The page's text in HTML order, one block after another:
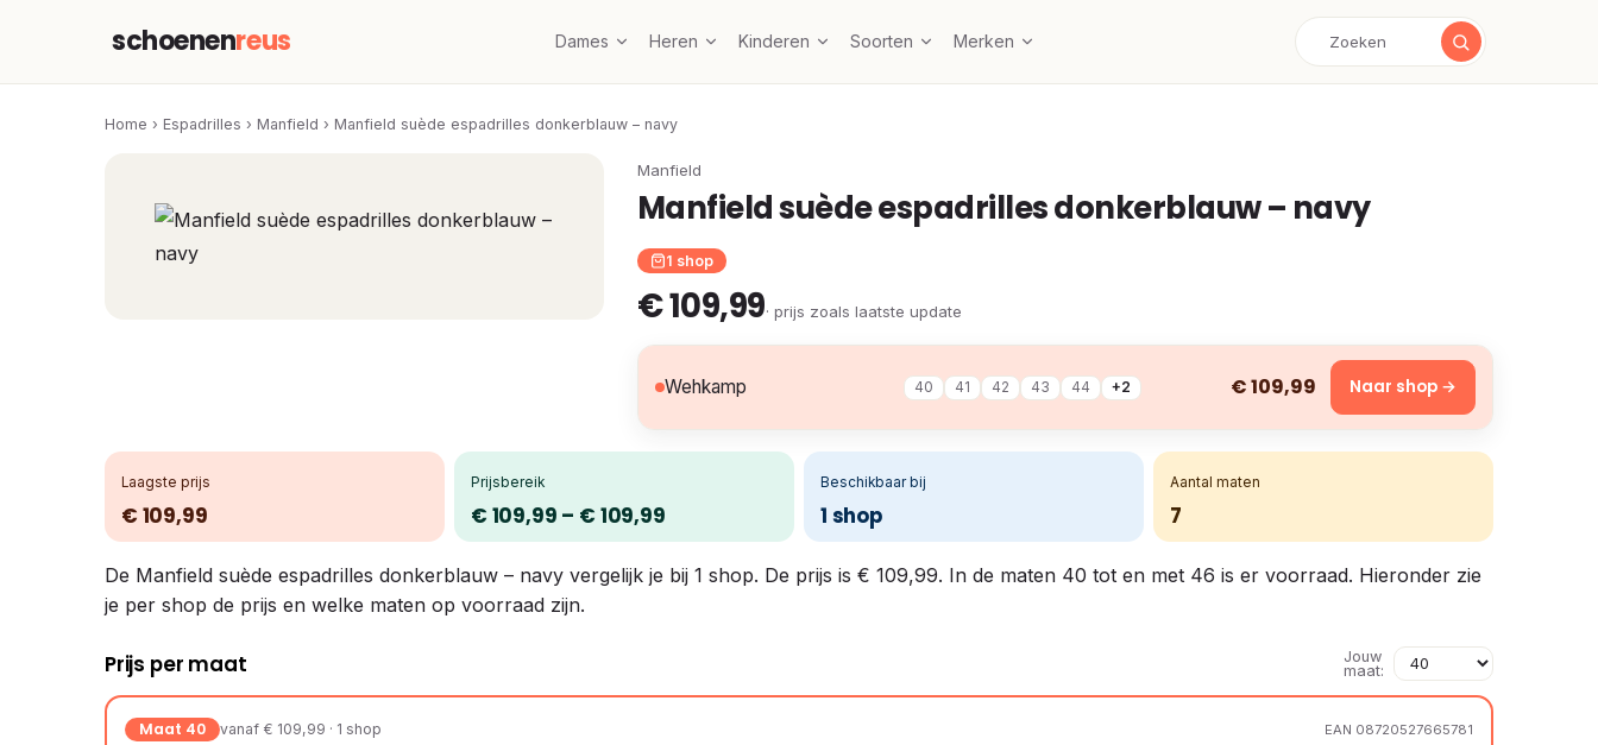
schoenenreus Dames Heren Kinderen Soorten Merken
Home › Espadrilles › Manfield › Manfield suède espadrilles donkerblauw – navy
Manfield
Manfield suède espadrilles donkerblauw – navy
1 shop
€ 109,99· prijs zoals laatste update
Wehkamp 40 41 42 43 44 +2 € 109,99 Naar shop →
Laagste prijs
€ 109,99
Prijsbereik
€ 109,99 – € 109,99
Beschikbaar bij
1 shop
Aantal maten
7
De Manfield suède espadrilles donkerblauw – navy vergelijk je bij 1 shop. De prijs is € 109,99. In de maten 40 tot en met 46 is er voorraad. Hieronder zie
je per shop de prijs en welke maten op voorraad zijn.
Prijs per maat
Jouw
maat:
Maat 40 vanaf € 109,99 · 1 shop EAN 08720527665781